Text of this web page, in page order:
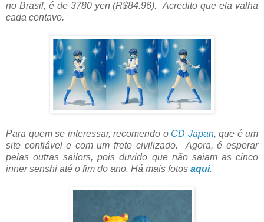
no Brasil, é de 3780 yen (R$84.96). Acredito que ela valha
cada centavo.
Para quem se interessar, recomendo o CD Japan, que é um
site confiável e com um frete civilizado. Agora, é esperar
pelas outras sailors, pois duvido que não saiam as cinco
inner senshi até o fim do ano. Há mais fotos aqui.